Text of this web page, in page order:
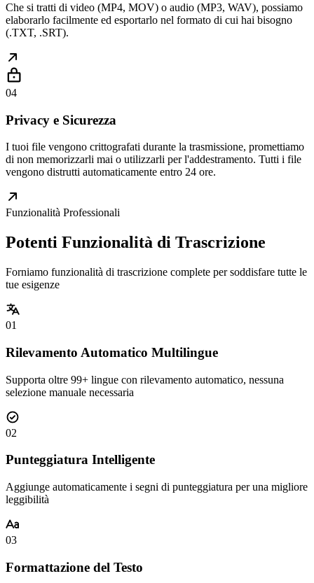
Che si tratti di video (MP4, MOV) o audio (MP3, WAV), possiamo
elaborarlo facilmente ed esportarlo nel formato di cui hai bisogno
(.TXT, .SRT).
04
Privacy e Sicurezza
I tuoi file vengono crittografati durante la trasmissione, promettiamo
di non memorizzarli mai o utilizzarli per l'addestramento. Tutti i file
vengono distrutti automaticamente entro 24 ore.
Funzionalità Professionali
Potenti Funzionalità di Trascrizione
Forniamo funzionalità di trascrizione complete per soddisfare tutte le
tue esigenze
01
Rilevamento Automatico Multilingue
Supporta oltre 99+ lingue con rilevamento automatico, nessuna
selezione manuale necessaria
02
Punteggiatura Intelligente
Aggiunge automaticamente i segni di punteggiatura per una migliore
leggibilità
03
Formattazione del Testo